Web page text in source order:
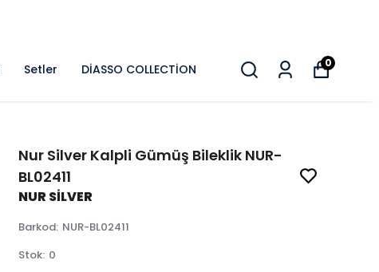
Setler DİASSO COLLECTİON 0
Nur Silver Kalpli Gümüş Bileklik NUR-
BL02411
NUR SİLVER
Barkod: NUR-BL02411
Stok: 0